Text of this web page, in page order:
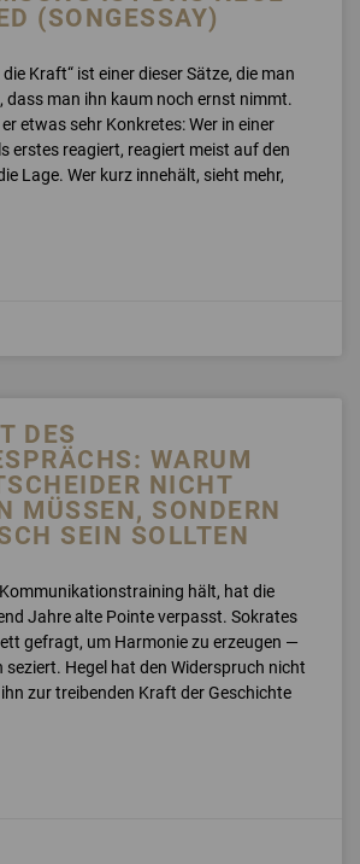
(SONGESSAY)
die Kraft“ ist einer dieser Sätze, die man
dass man ihn kaum noch ernst nimmt.
etwas sehr Konkretes: Wer in einer
erstes reagiert, reagiert meist auf den
Lage. Wer kurz innehält, sieht mehr,
DES
WARUM
NICHT
MÜSSEN, SONDERN
SEIN SOLLTEN
hält, hat die
Jahre alte Pointe verpasst. Sokrates
gefragt, um Harmonie zu erzeugen —
seziert. Hegel hat den Widerspruch nicht
zur treibenden Kraft der Geschichte